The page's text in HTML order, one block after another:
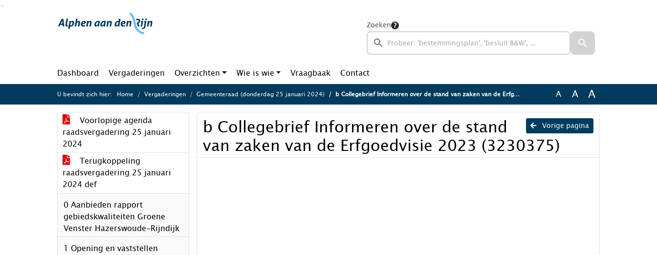
Ga naar de inhoud van deze pagina
Zoeken
Dashboard Vergaderingen Overzichten Wie is wie Vraagbaak Contact
U bevindt zich hier: Home Vergaderingen Gemeenteraad (donderdag 25 januari 2024) b Collegebrief Informeren over de stand van zaken van de Erfgoedvisie 2023 (3230375) A A A
Voorlopige agenda
raadsvergadering 25 januari
2024
Terugkoppeling
raadsvergadering 25 januari
2024 def
0 Aanbieden rapport
gebiedskwaliteiten Groene
Venster Hazerswoude-Rijndijk
1 Opening en vaststellen
Vorige pagina
b Collegebrief Informeren over de stand
van zaken van de Erfgoedvisie 2023 (3230375)